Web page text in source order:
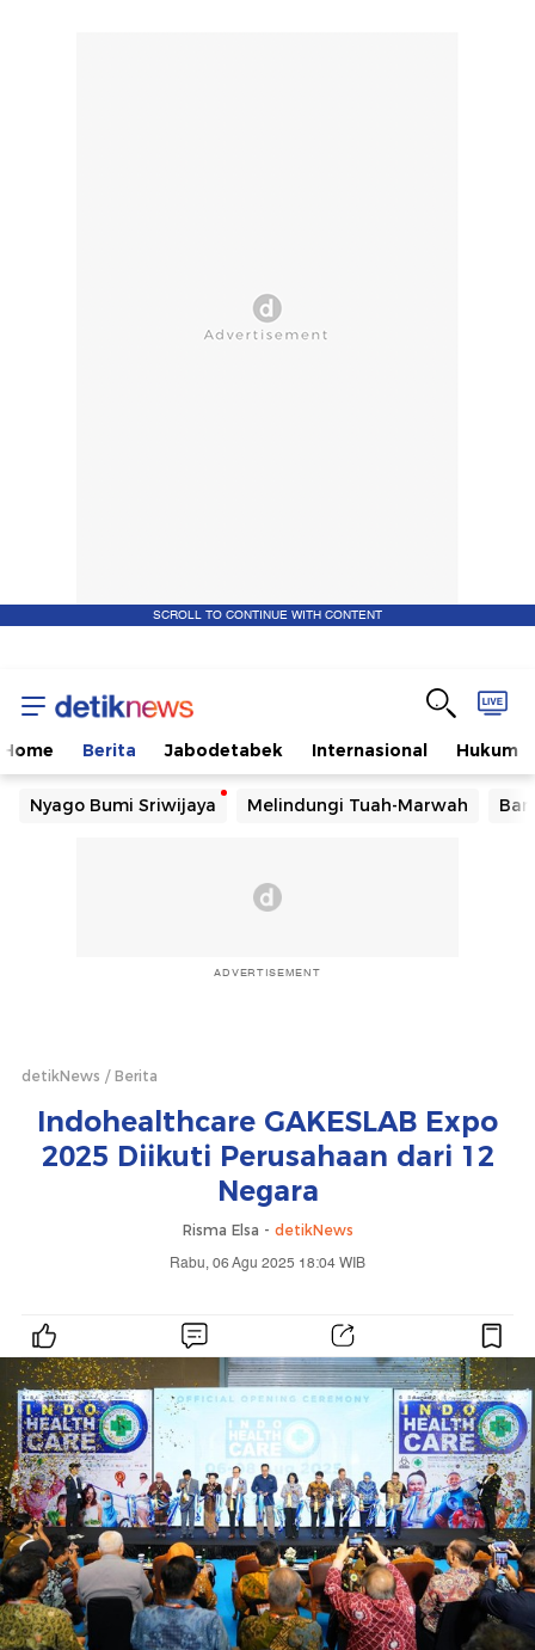
SCROLL TO CONTINUE WITH CONTENT
Home Berita Jabodetabek Internasional Hukum
Nyago Bumi Sriwijaya Melindungi Tuah-Marwah
ADVERTISEMENT
detikNews Berita
Indohealthcare GAKESLAB Expo
2025 Diikuti Perusahaan dari 12
Negara
Risma Elsa - detikNews
Rabu, 06 Agu 2025 18:04 WIB